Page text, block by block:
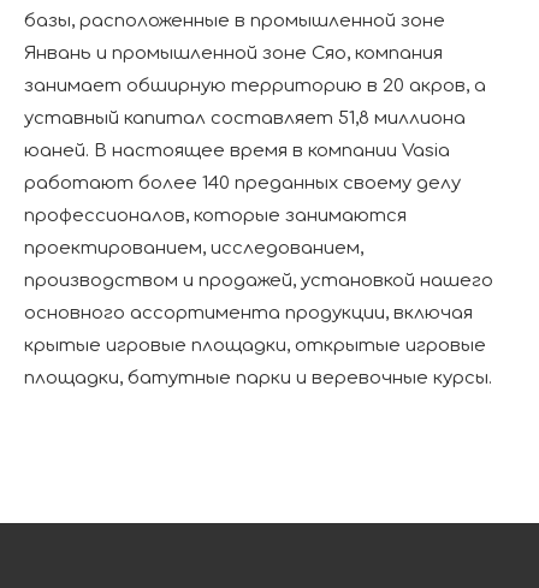
базы, расположенные в промышленной зоне
Янвань и промышленной зоне Сяо, компания
занимает обширную территорию в 20 акров, а
уставный капитал составляет 51,8 миллиона
юаней. В настоящее время в компании Vasia
работают более 140 преданных своему делу
профессионалов, которые занимаются
проектированием, исследованием,
производством и продажей, установкой нашего
основного ассортимента продукции, включая
крытые игровые площадки, открытые игровые
площадки, батутные парки и веревочные курсы.